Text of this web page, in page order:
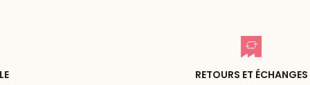
RETOURS ET ÉCHANGES